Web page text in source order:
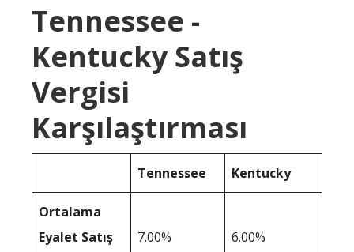
Tennessee -
Kentucky Satış
Vergisi
Karşılaştırması
Tennessee Kentucky
Ortalama
Eyalet Satış
7.00% 6.00%